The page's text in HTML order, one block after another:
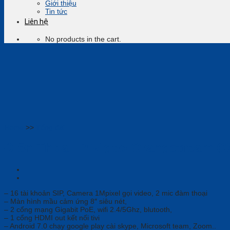
Giới thiệu
Tin tức
Liên hệ
No products in the cart.
>>
– 16 tài khoản SIP, Camera 1Mpixel gọi video, 2 mic đàm thoại
– Màn hình mầu cảm ứng 8″ siêu nét,
– 2 cổng mạng Gigabit PoE, wifi 2.4/5Ghz, blutooth,
– 1 cổng HDMI out kết nối tivi
– Android 7.0 chạy google play cài skype, Microsoft team, Zoom..